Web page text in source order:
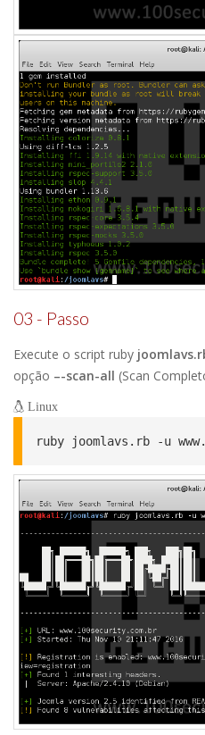
03 - Passo
Execute o script ruby
opção –-scan-all (Scan
Linux
ruby joomlavs.rb -u